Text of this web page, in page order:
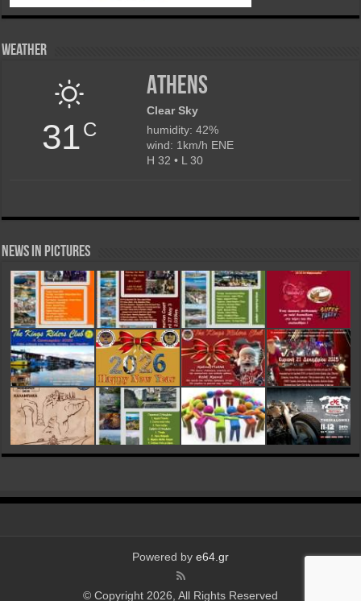
Weather
31C
Athens
Clear Sky
humidity: 42%
wind: 1km/h ENE
H 32 • L 30
News in Pictures
Powered by e64.gr
© Copyright 2026, All Rights Reserved